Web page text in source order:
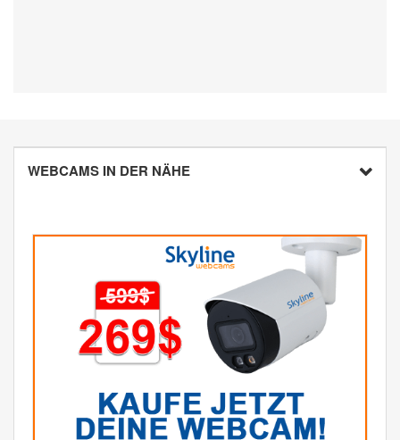
WEBCAMS IN DER NÄHE